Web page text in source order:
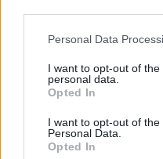
Please note that this
not limited to your visit or
grant or deny consent to
use your data for below
consent section.
Personal Data
I want to opt-out of
personal data.
Opted In
I want to opt-out of the
Personal Data.
Opted In
cserélhessünk róla. A
egyik kiválósága
(Matthew
Hathaway
Matt Damon, Michael
kérdéseket feszeget.